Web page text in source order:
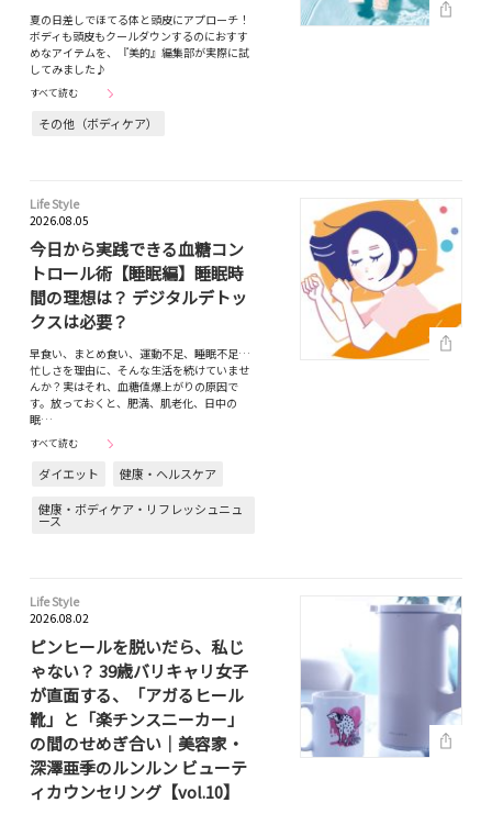
夏の日差しでほてる体と頭皮にアプローチ！
ボディも頭皮もクールダウンするのにおすす
めなアイテムを、『美的』編集部が実際に試
してみました♪
すべて読む
その他（ボディケア）
Life Style
2026.08.05
今日から実践できる血糖コン
トロール術【睡眠編】睡眠時
間の理想は？ デジタルデトッ
クスは必要？
早食い、まとめ食い、運動不足、睡眠不足…
忙しさを理由に、そんな生活を続けていませ
んか？実はそれ、血糖値爆上がりの原因で
す。放っておくと、肥満、肌老化、日中の
眠…
すべて読む
ダイエット
健康・ヘルスケア
健康・ボディケア・リフレッシュニュ
ース
Life Style
2026.08.02
ピンヒールを脱いだら、私じ
ゃない？ 39歳バリキャリ女子
が直面する、「アガるヒール
靴」と「楽チンスニーカー」
の間のせめぎ合い｜美容家・
深澤亜季のルンルン ビューテ
ィカウンセリング【vol.10】